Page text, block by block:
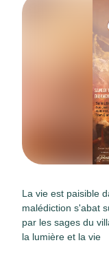
La vie est paisible
malédiction s'abat
par les sages du
la lumière et la vie